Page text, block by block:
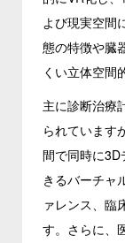
よび現実空間
態の特徴や臓
くい立体空間
主に診断治療
られています
間で同時に
きるバーチャ
ァレンス、臨
す。さらに、